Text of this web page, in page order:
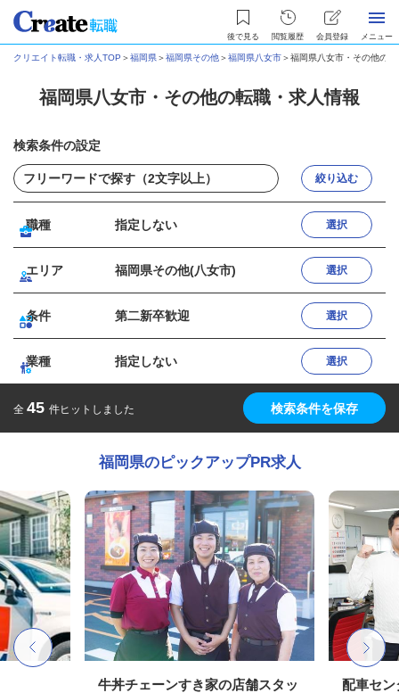
後で見る 閲覧履歴 会員登録 メニュー
クリエイト転職・求人TOP ＞福岡県＞福岡県その他＞福岡県八女市＞福岡県八女市・その他の
福岡県八女市・その他の転職・求人情報
検索条件の設定
絞り込む
職種 指定しない 選択
エリア 福岡県その他(八女市) 選択
条件 第二新卒歓迎 選択
業種 指定しない 選択
全 45 件ヒットしました 検索条件を保存
福岡県のピックアップPR求人
牛丼チェーンすき家の店舗スタッ
配車セン